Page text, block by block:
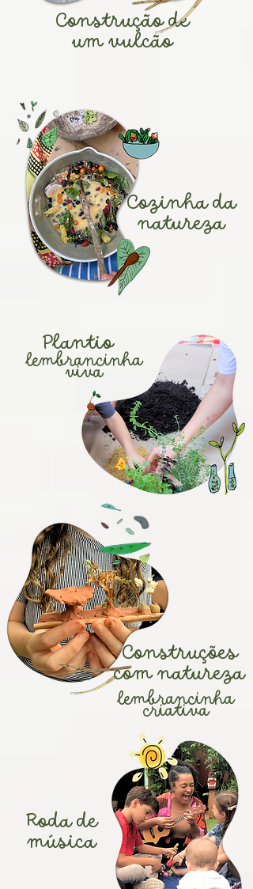
Construção de
um vulcão
Cozinha da
natureza
Plantio
lembrancinha
viva
Construções
com natureza
Roda de
música
lembrancinha
criativa